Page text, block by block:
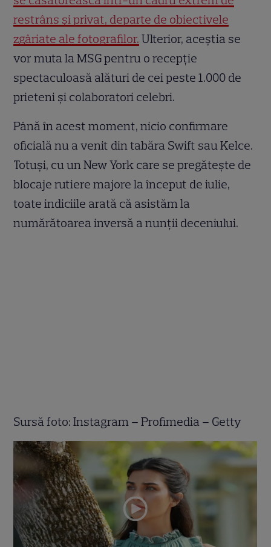
restrâns și privat, departe de obiectivele
zgâriate ale fotografilor. Ulterior, aceștia se
vor muta la MSG pentru o recepție
spectaculoasă alături de cei peste 1.000 de
prieteni și colaboratori celebri.
Până în acest moment, nicio confirmare
oficială nu a venit din tabăra Swift sau Kelce.
Totuși, cu un New York care se pregătește de
blocaje rutiere majore la început de iulie,
toate indiciile arată că asistăm la
numărătoarea inversă a nunții deceniului.
Sursă foto: Instagram – Profimedia – Getty